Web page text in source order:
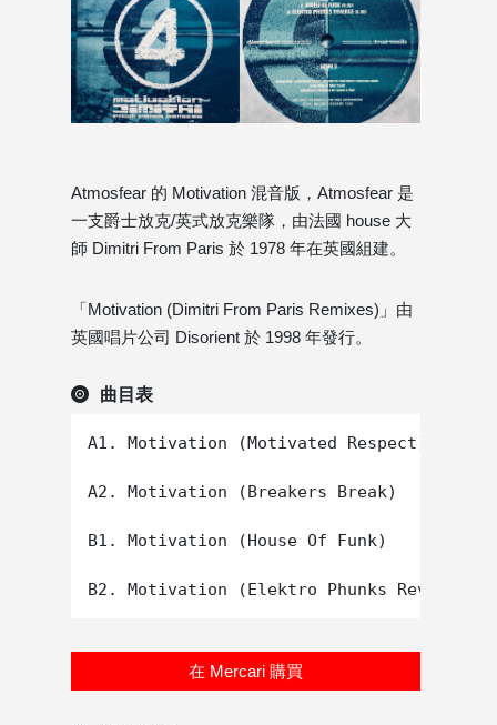
Atmosfear 的 Motivation 混音版，Atmosfear 是
一支爵士放克/英式放克樂隊，由法國 house 大
師 Dimitri From Paris 於 1978 年在英國組建。
「Motivation (Dimitri From Paris Remixes)」由
英國唱片公司 Disorient 於 1998 年發行。
曲目表
A1. Motivation (Motivated Respect)
A2. Motivation (Breakers Break)
B1. Motivation (House Of Funk)
在 Mercari 購買